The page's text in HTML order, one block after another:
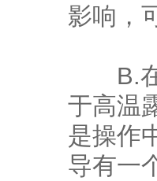
影响，
B.在
于高温
是操作
导有一